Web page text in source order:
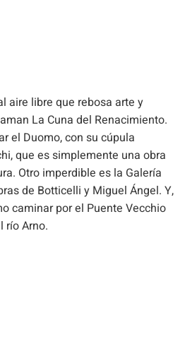
aire libre que rebosa arte y
La Cuna del Renacimiento.
el Duomo, con su cúpula
que es simplemente una obra
Otro imperdible es la Galería
de Botticelli y Miguel Ángel. Y,
caminar por el Puente Vecchio
río Arno.